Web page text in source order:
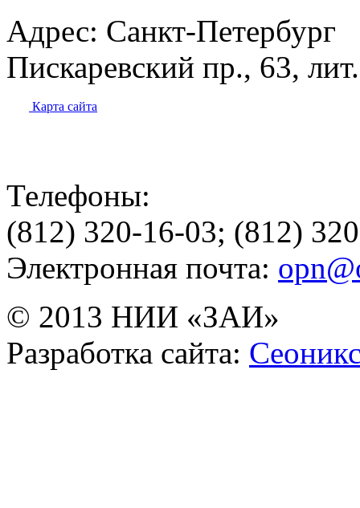
Адрес: Санкт-Петербург
Пискаревский пр., 63,
Карта сайта
Телефоны:
(812) 320-16-03; (812)
Электронная почта:
© 2013 НИИ «ЗАИ»
Разработка сайта: